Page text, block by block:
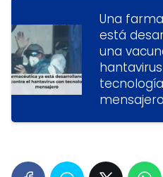
Una
está
una
tecnología
mensajero